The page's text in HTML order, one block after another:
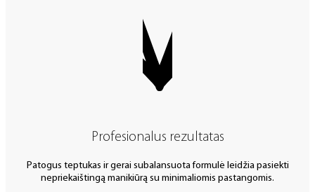
Profesionalus rezultatas
Patogus teptukas ir gerai subalansuota formulė leidžia pasiekti
nepriekaištingą manikiūrą su minimaliomis pastangomis.